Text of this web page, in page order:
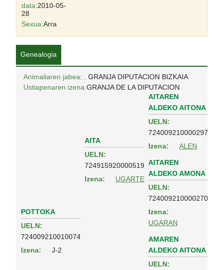
data:2010-05-
28
Sexua:Arra
Genealogia
Animaliaren jabea: . GRANJA DIPUTACION BIZKAIA
Ustiapenaren izena:GRANJA DE LA DIPUTACION
POTTOKA
UELN:
724009210010074
Izena:
J-2
AITA
UELN:
724915920000519
Izena:
UGARTE
AITAREN
ALDEKO AITONA
UELN:
724009210000297
Izena:
ALEN
AITAREN
ALDEKO AMONA
UELN:
724009210000270
Izena:
UGARAN
AMAREN
ALDEKO AITONA
UELN: